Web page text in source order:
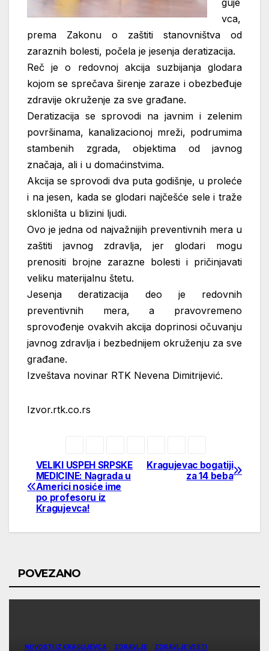
vca,
prema Zakonu o zaštiti stanovništva od
zaraznih bolesti, počela je jesenja deratizacija.
Reč je o redovnoj akcija suzbijanja glodara
kojom se sprečava širenje zaraze i obezbeđuje
zdravije okruženje za sve građane.
Deratizacija se sprovodi na javnim i zelenim
površinama, kanalizacionoj mreži, podrumima
stambenih zgrada, objektima od javnog
značaja, ali i u domaćinstvima.
Akcija se sprovodi dva puta godišnje, u proleće
i na jesen, kada se glodari najčešće sele i traže
skloništa u blizini ljudi.
Ovo je jedna od najvažnijih preventivnih mera u
zaštiti javnog zdravlja, jer glodari mogu
prenositi brojne zarazne bolesti i pričinjavati
veliku materijalnu štetu.
Jesenja deratizacija deo je redovnih
preventivnih mera, a pravovremeno
sprovođenje ovakvih akcija doprinosi očuvanju
javnog zdravlja i bezbednijem okruženju za sve
građane.
Izveštava novinar RTK Nevena Dimitrijević.
Izvor.rtk.co.rs
Post
navigation
Kragujevac bogatiji
za 14 beba
VELIKI USPEH SRPSKE
MEDICINE: Nagrada u
Americi nosiće ime
po profesoru iz
Kragujevca!
POVEZANO
NOVOSTI IZ KRAGUJEVCA ZDRAVLJE ZDRAVLJE VESTI